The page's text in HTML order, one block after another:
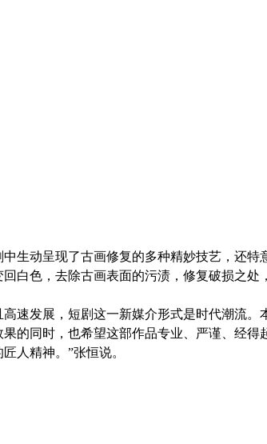
生动呈现了古画修复的多种精妙技艺，还特
色，去除古画表面的污渍，修复破损之处
速发展，短剧这一新媒介形式是时代潮流。
的同时，也希望这部作品专业、严谨、经得
人精神。”张恒说。